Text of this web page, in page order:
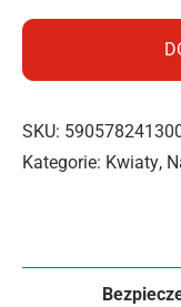
SKU:
Kategorie: Kwiaty,